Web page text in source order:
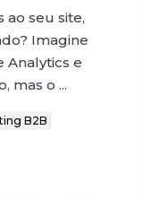
ao seu site,
Imagine
Analytics e
mas o ...
B2B